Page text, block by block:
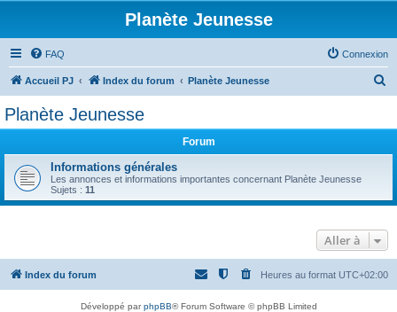
Planète Jeunesse
FAQ Connexion
Accueil PJ Index du forum Planète Jeunesse
c
e
r
Planète Jeunesse
Forum
Informations générales
Les annonces et informations importantes concernant Planète Jeunesse
Sujets : 11
Aller à
Index du forum Heures au format UTC+02:00
Développé parphpBB® Forum Software © phpBB Limited